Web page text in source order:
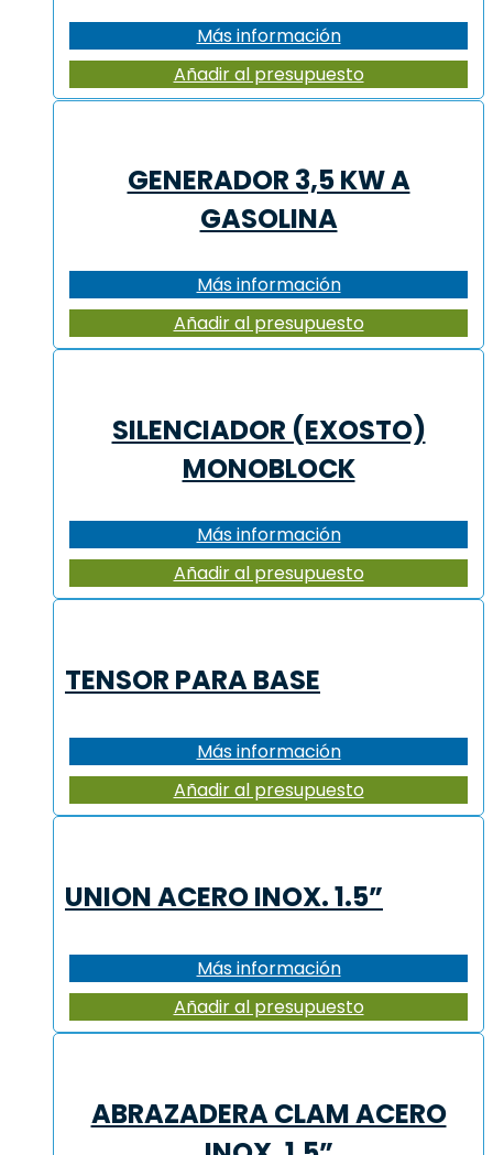
Más información
Añadir al presupuesto
GENERADOR 3,5 KW A
GASOLINA
Más información
Añadir al presupuesto
SILENCIADOR (EXOSTO)
MONOBLOCK
Más información
Añadir al presupuesto
TENSOR PARA BASE
Más información
Añadir al presupuesto
UNION ACERO INOX. 1.5”
Más información
Añadir al presupuesto
ABRAZADERA CLAM ACERO